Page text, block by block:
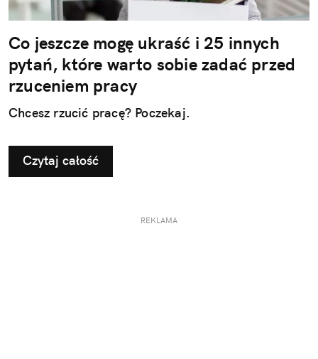
Co jeszcze mogę ukraść i 25 innych
pytań, które warto sobie zadać przed
rzuceniem pracy
Chcesz rzucić pracę? Poczekaj.
Czytaj całość
REKLAMA